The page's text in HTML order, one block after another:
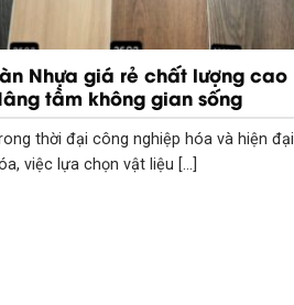
Nhựa giá rẻ chất lượng cao
tầm không gian sống
thời đại công nghiệp hóa và hiện đại
việc lựa chọn vật liệu [...]